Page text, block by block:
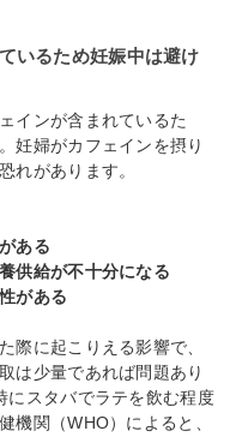
いるため妊娠中は避け
インが含まれているた
妊婦がカフェインを摂り
れがあります。
ある
供給が不十分になる
がある
際に起こりえる影響で、
は少量であれば問題あり
にスタバでラテを飲む程度
機関（WHO）によると、